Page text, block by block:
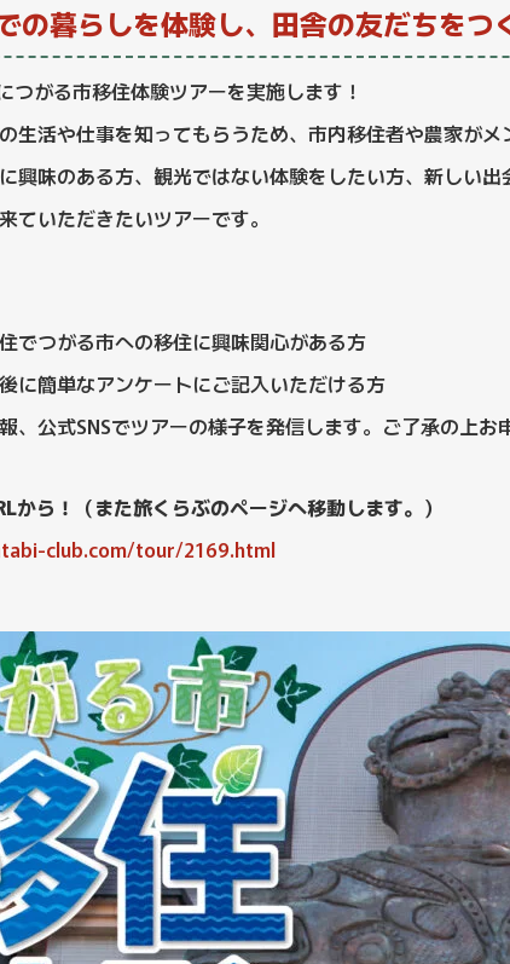
の暮らしを体験し、田舎の友だちをつ
つがる市移住体験ツアーを実施します！
生活や仕事を知ってもらうため、市内移住者や農家がメ
興味のある方、観光ではない体験をしたい方、新しい
ていただきたいツアーです。
でつがる市への移住に興味関心がある方
に簡単なアンケートにご記入いただける方
、公式SNSでツアーの様子を発信します。ご了承の上お
から！（また旅くらぶのページへ移動します。）
club.com/tour/2169.html